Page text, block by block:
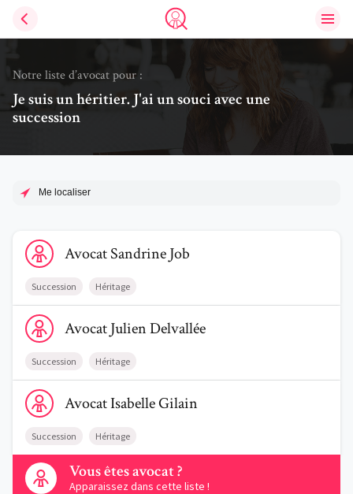
Trouve un avocat
Notre liste d’avocat pour :
Je suis un héritier. J'ai un souci avec une
succession
Me localiser
Voir le profil de AvocatSandrine Job
AvocatSandrineJob
Succession Héritage
Voir le profil de AvocatJulien Delvallée
AvocatJulienDelvallée
Succession Héritage
Voir le profil de AvocatIsabelle Gilain
AvocatIsabelleGilain
Succession Héritage
Vous êtes avocat ?
Apparaissez dans cette liste !
Contactez-nous